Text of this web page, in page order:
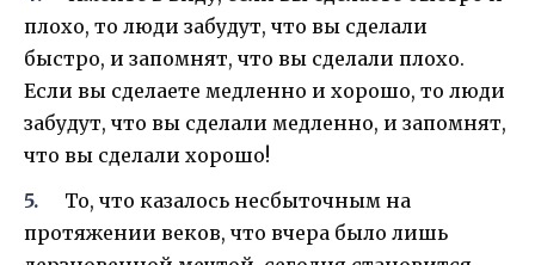
плохо, то люди забудут, что вы сделали
быстро, и запомнят, что вы сделали плохо.
Если вы сделаете медленно и хорошо, то люди
забудут, что вы сделали медленно, и запомнят,
что вы сделали хорошо!
То, что казалось несбыточным на
протяжении веков, что вчера было лишь